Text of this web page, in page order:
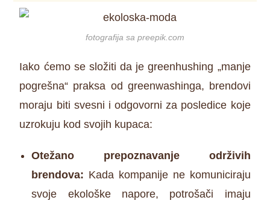
fotografija sa preepik.com
Iako ćemo se složiti da je greenhushing „manje
pogrešna“ praksa od greenwashinga, brendovi
moraju biti svesni i odgovorni za posledice koje
uzrokuju kod svojih kupaca:
Otežano prepoznavanje održivih
brendova: Kada kompanije ne komuniciraju
svoje ekološke napore, potrošači imaju